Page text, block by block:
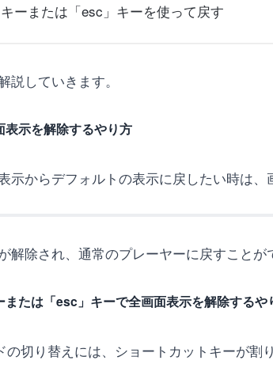
ーまたは「esc」キーを使って戻す
説していきます。
示を解除するやり方
示からデフォルトの表示に戻したい時は
解除され、通常のプレーヤーに戻すことが
または「esc」キーで全画面表示を解除するや
の切り替えには、ショートカットキーが割